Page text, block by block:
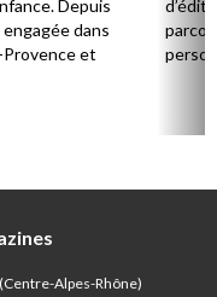
Depuis
dans
Provence et
Alpes-Rhône)